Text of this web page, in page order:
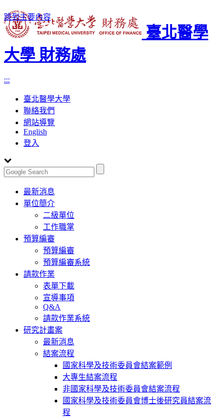
跳到主要內容
臺北醫學
大學 財務處
:::
臺北醫學大學
聯絡我們
網站導覽
English
登入
Toggle
navigation
最新消息
單位簡介
二級單位
工作職掌
預算編審
預算編審
預算編審系統
請款作業
表單下載
宣導事項
Q&A
請款作業系統
研究計畫案
最新消息
結案流程
國家科學及技術委員會結案範例
大專生結案流程
非國家科學及技術委員會結案流程
國家科學及技術委員會博士後研究員結案流
程